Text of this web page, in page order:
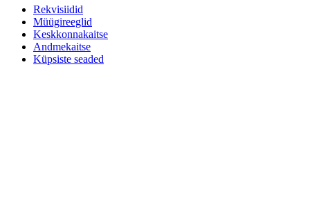
Rekvisiidid
Müügireeglid
Keskkonnakaitse
Andmekaitse
Küpsiste seaded